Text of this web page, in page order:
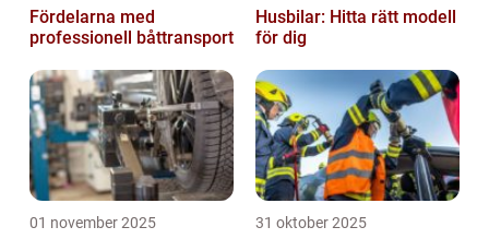
Fördelarna med
professionell båttransport
Husbilar: Hitta rätt modell
för dig
01 november 2025 31 oktober 2025